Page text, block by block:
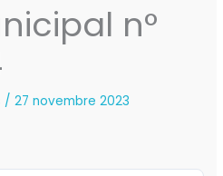
n°
/27 novembre 2023